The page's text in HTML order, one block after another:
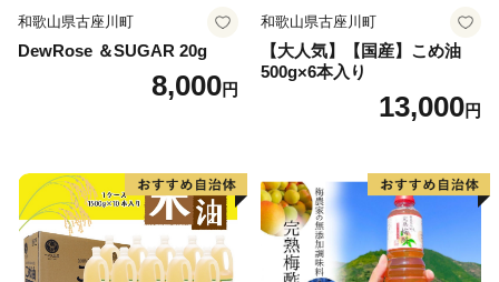
留守による再配送は、これまでどおり、お申込者のご負
担はございません。
電 話：0993-76-1047（直通）
※可能な限りメールでのご連絡をお願いいたします。
和歌山県古座川町
DewRose ＆SUGAR 20g
8,000円
和歌山県古座川町
【大人気】【国産】こめ油
500g×6本入り
13,000円